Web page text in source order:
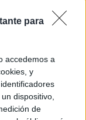
para
accedemos a
y
dispositivo,
de
Los viajeros
Sánchez